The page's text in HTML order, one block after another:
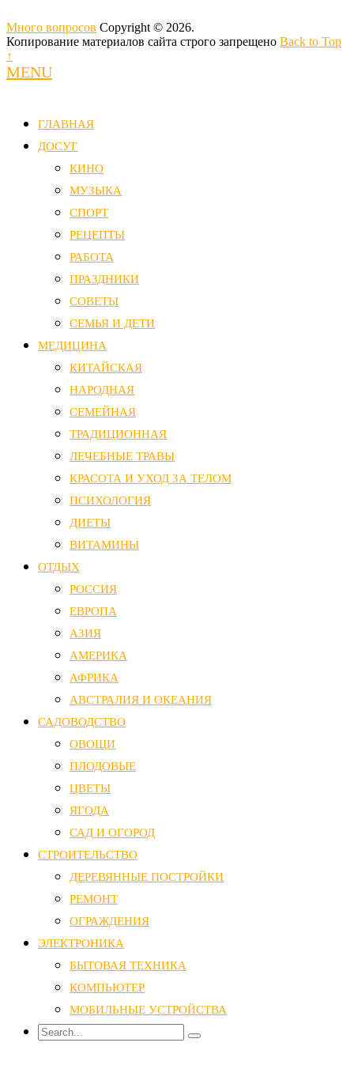
Много вопросов Copyright © 2026.
Копирование материалов сайта строго запрещено Back to Top
↑
MENU
ГЛАВНАЯ
ДОСУГ
КИНО
МУЗЫКА
СПОРТ
РЕЦЕПТЫ
РАБОТА
ПРАЗДНИКИ
СОВЕТЫ
СЕМЬЯ И ДЕТИ
МЕДИЦИНА
КИТАЙСКАЯ
НАРОДНАЯ
СЕМЕЙНАЯ
ТРАДИЦИОННАЯ
ЛЕЧЕБНЫЕ ТРАВЫ
КРАСОТА И УХОД ЗА ТЕЛОМ
ПСИХОЛОГИЯ
ДИЕТЫ
ВИТАМИНЫ
ОТДЫХ
РОССИЯ
ЕВРОПА
АЗИЯ
АМЕРИКА
АФРИКА
АВСТРАЛИЯ И ОКЕАНИЯ
САДОВОДСТВО
ОВОЩИ
ПЛОДОВЫЕ
ЦВЕТЫ
ЯГОДА
САД И ОГОРОД
СТРОИТЕЛЬСТВО
ДЕРЕВЯННЫЕ ПОСТРОЙКИ
РЕМОНТ
ОГРАЖДЕНИЯ
ЭЛЕКТРОНИКА
БЫТОВАЯ ТЕХНИКА
КОМПЬЮТЕР
МОБИЛЬНЫЕ УСТРОЙСТВА